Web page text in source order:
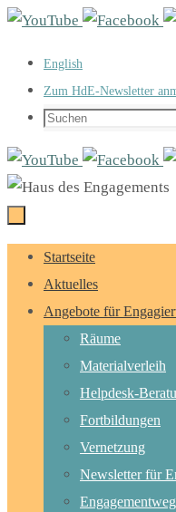
Zum
springen
English
Zum HdE-Newsletter
Suchen
Zum
Inhalt
springen
Startseite
Aktuelles
Angebote für
Räume
Materialverleih
Helpdesk-
Fortbildungen
Vernetzung
Newsletter für